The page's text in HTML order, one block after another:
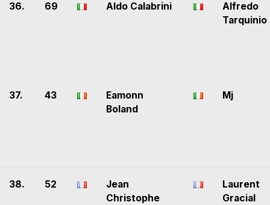
36. 69 Aldo Calabrini
Alfredo
Tarquinio
37. 43
Eamonn
Boland
Mj
38. 52
Jean
Christophe
Laurent
Gracial